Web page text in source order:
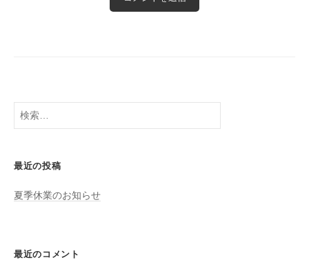
検
索:
最近の投稿
夏季休業のお知らせ
最近のコメント